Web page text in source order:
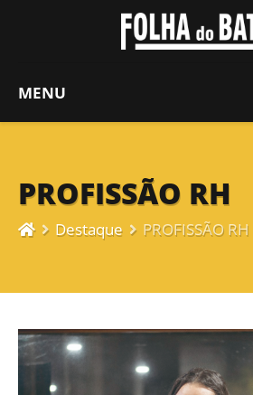
MENU
PROFISSÃO RH
Destaque PROFISSÃO RH